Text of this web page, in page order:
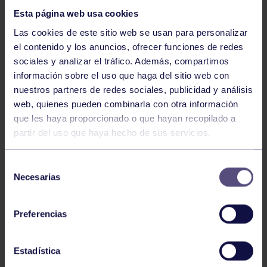
Esta página web usa cookies
Las cookies de este sitio web se usan para personalizar
el contenido y los anuncios, ofrecer funciones de redes
sociales y analizar el tráfico. Además, compartimos
información sobre el uso que haga del sitio web con
nuestros partners de redes sociales, publicidad y análisis
web, quienes pueden combinarla con otra información
que les haya proporcionado o que hayan recopilado a
partir del uso que haya hecho de sus servicios.
Necesarias
Preferencias
Estadística
Lucha 02 Jun 2026
LAUREN ATANES, NUEVO DIRECTOR
TÉCNICO DE LA FEDERACIÓN
ASTURIANA